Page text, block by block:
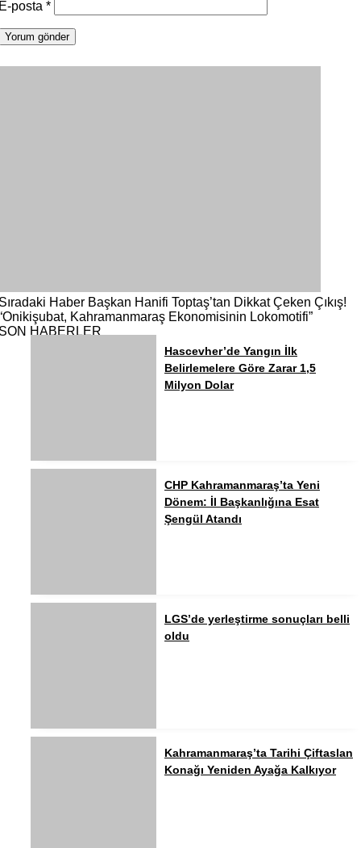
posta *
Haber Başkan Hanifi Toptaş’tan Dikkat Çeken Çıkış!
Kahramanmaraş Ekonomisinin Lokomotifi”
HABERLER
Hascevher’de Yangın İlk
Belirlemelere Göre Zarar 1,5
Milyon Dolar
CHP Kahramanmaraş’ta Yeni
Dönem: İl Başkanlığına Esat
Şengül Atandı
LGS’de yerleştirme sonuçları belli
oldu
Kahramanmaraş’ta Tarihi Çiftaslan
Konağı Yeniden Ayağa Kalkıyor